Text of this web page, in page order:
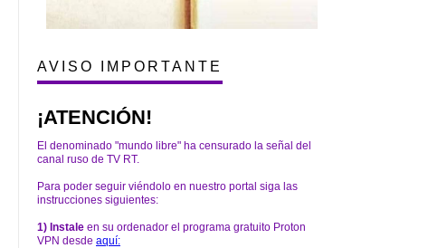
AVISO IMPORTANTE
¡ATENCIÓN!
El denominado "mundo libre" ha censurado la señal del
canal ruso de TV RT.
Para poder seguir viéndolo en nuestro portal siga las
instrucciones siguientes:
1) Instale en su ordenador el programa gratuito Proton
VPN desde aquí: